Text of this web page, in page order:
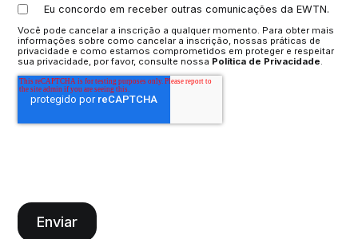
Eu concordo em receber outras comunicações da EWTN.
Você pode cancelar a inscrição a qualquer momento. Para obter mais
informações sobre como cancelar a inscrição, nossas práticas de
privacidade e como estamos comprometidos em proteger e respeitar
sua privacidade, por favor, consulte nossa Política de Privacidade.